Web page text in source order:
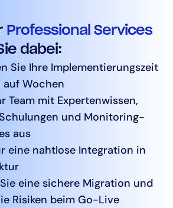
Professional Services
dabei:
Sie Ihre Implementierungszeit
Wochen
Team mit Expertenwissen,
und Monitoring-
aus
eine nahtlose Integration in
eine sichere Migration und
Risiken beim Go-Live
Service Provider (MSP)